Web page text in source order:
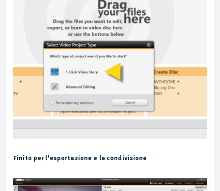
Finito per l'esportazione e la condivisione